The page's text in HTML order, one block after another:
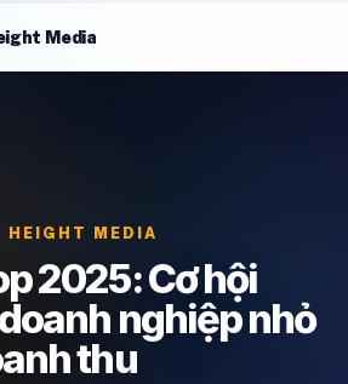
HEIGHT MEDIA
2025: Cơ hội
nghiệp nhỏ
thu